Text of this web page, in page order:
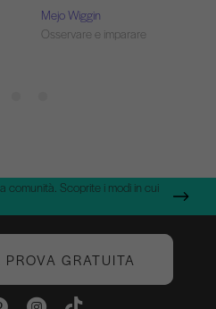
Mejo Wiggin
Osservare e imparare
comunità. Scoprite i modi in cui
GRATUITA